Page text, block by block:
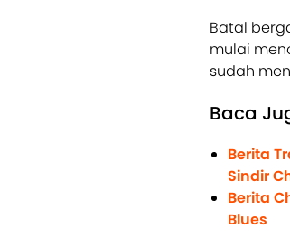
Batal
mulai
sudah
Baca
Berita
Sindir
Berita
Blues